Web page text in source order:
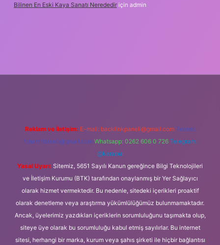
Bilinen En Eski Kaya Sanatı Nerededir için admin
Reklam ve İletişim: E-mail: backlinkpaneli@gmail.com Teams:
forumhizmeti@gmail.com Whatsapp: 0262 606 0 726 Telegram:
@karabul
Yasal Uyarı: Sitemiz, 5651 Sayılı Kanun gereğince Bilgi Teknolojileri
ve İletişim Kurumu (BTK) tarafından onaylanmış bir Yer Sağlayıcı
olarak hizmet vermektedir. Bu nedenle, sitedeki içerikleri proaktif
olarak denetleme veya araştırma yükümlülüğümüz bulunmamaktadır.
Ancak, üyelerimiz yazdıkları içeriklerin sorumluluğunu taşımakta olup,
siteye üye olarak bu sorumluluğu kabul etmiş sayılırlar. Bu internet
sitesi, herhangi bir marka, kurum veya şahıs şirketi ile hiçbir bağlantısı